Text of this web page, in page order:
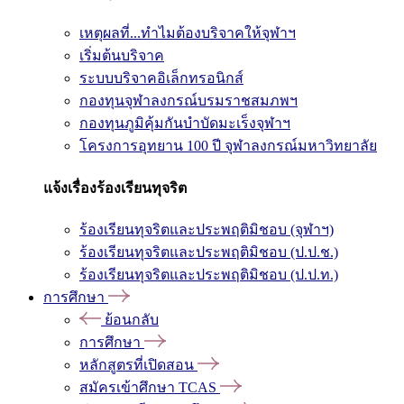
เหตุผลที่...ทำไมต้องบริจาคให้จุฬาฯ
เริ่มต้นบริจาค
ระบบบริจาคอิเล็กทรอนิกส์
กองทุนจุฬาลงกรณ์บรมราชสมภพฯ
กองทุนภูมิคุ้มกันบำบัดมะเร็งจุฬาฯ
โครงการอุทยาน 100 ปี จุฬาลงกรณ์มหาวิทยาลัย
แจ้งเรื่องร้องเรียนทุจริต
ร้องเรียนทุจริตและประพฤติมิชอบ (จุฬาฯ)
ร้องเรียนทุจริตและประพฤติมิชอบ (ป.ป.ช.)
ร้องเรียนทุจริตและประพฤติมิชอบ (ป.ป.ท.)
การศึกษา
ย้อนกลับ
การศึกษา
หลักสูตรที่เปิดสอน
สมัครเข้าศึกษา TCAS